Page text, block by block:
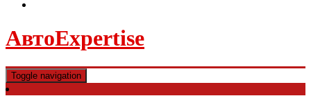
АвтоExpertise
Toggle navigation